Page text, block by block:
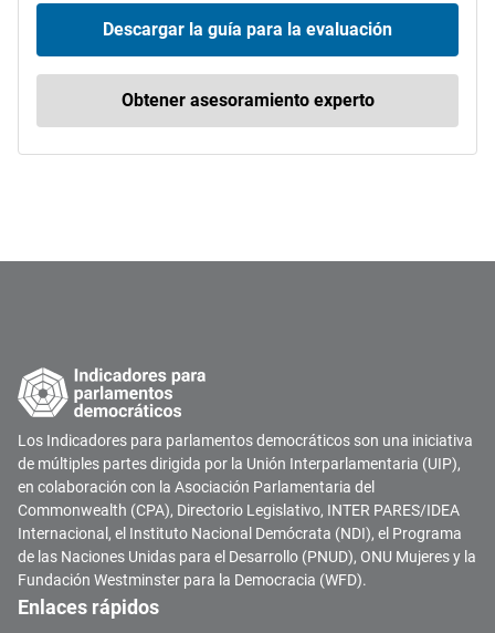
Descargar la guía para la evaluación
Obtener asesoramiento experto
Los Indicadores para parlamentos democráticos son una iniciativa
de múltiples partes dirigida por la Unión Interparlamentaria (UIP),
en colaboración con la Asociación Parlamentaria del
Commonwealth (CPA), Directorio Legislativo, INTER PARES/IDEA
Internacional, el Instituto Nacional Demócrata (NDI), el Programa
de las Naciones Unidas para el Desarrollo (PNUD), ONU Mujeres y la
Fundación Westminster para la Democracia (WFD).
Enlaces rápidos